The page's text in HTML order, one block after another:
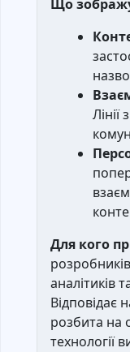
Що
Для кого
аналітиків
Відповідає
розбита на
технології